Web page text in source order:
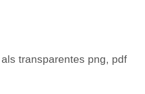
transparentes png, pdf